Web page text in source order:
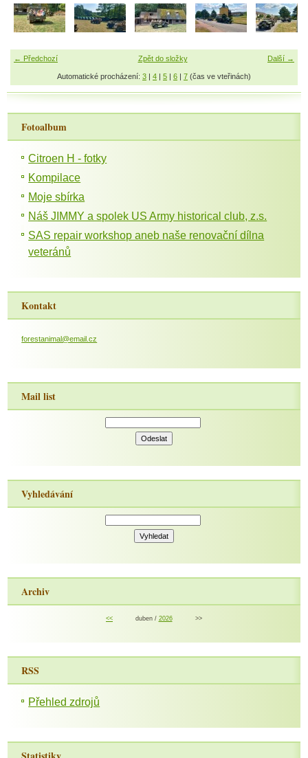
← Předchozí Další →
Zpět do složky
Automatické procházení: 3 4 5 6 7 (čas ve vteřinách)
Fotoalbum
Citroen H - fotky
Kompilace
Moje sbírka
Náš JIMMY a spolek US Army historical club, z.s.
SAS repair workshop aneb naše renovační dílna
veteránů
Kontakt
forestanimal@email.cz
Mail list
Vyhledávání
Archiv
<< duben / 2026 >>
RSS
Přehled zdrojů